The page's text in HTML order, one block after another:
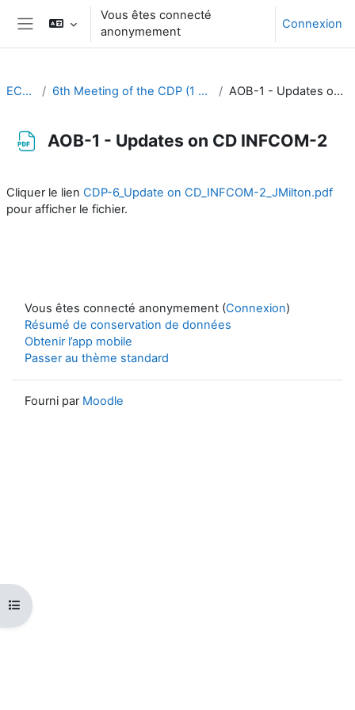
Passer au contenu principal
Panneau latéral
Vous êtes connecté
anonymement
Connexion
Ouvrir l’index du cours
EC-CDP 6th Meeting of the CDP (1 & 2 November 2022) AOB-1 - Updates on CD INFCOM-2
AOB-1 - Updates on CD INFCOM-2
Cliquer le lien CDP-6_Update on CD_INFCOM-2_JMilton.pdf
pour afficher le fichier.
Vous êtes connecté anonymement (Connexion)
Résumé de conservation de données
Obtenir l’app mobile
Passer au thème standard
Fourni par Moodle